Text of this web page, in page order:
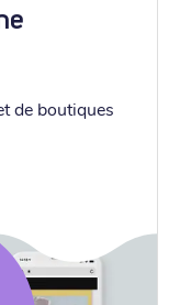
de boutiques